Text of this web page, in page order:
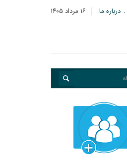
۱۶ مرداد ۱۴۰۵ درباره ما